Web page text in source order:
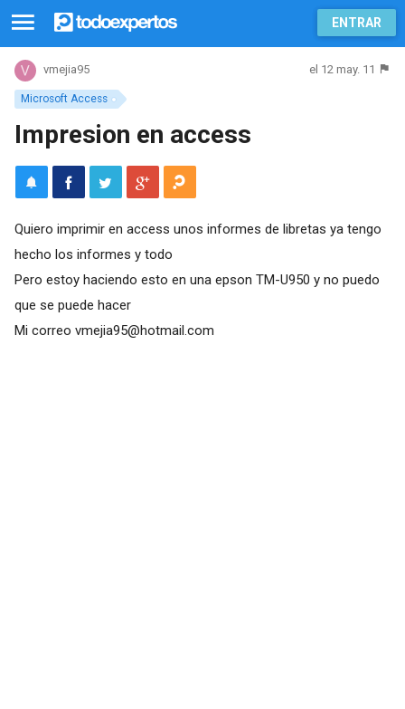
ENTRAR
Microsoft Access
vmejia95 el 12 may. 11
Impresion en access
Quiero imprimir en access unos informes de libretas ya tengo
hecho los informes y todo
Pero estoy haciendo esto en una epson TM-U950 y no puedo
que se puede hacer
Mi correo vmejia95@hotmail.com